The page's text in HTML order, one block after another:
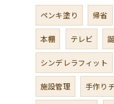
ペンキ塗り 帰省
本棚 テレビ
シンデレラフィット
施設管理 手作り